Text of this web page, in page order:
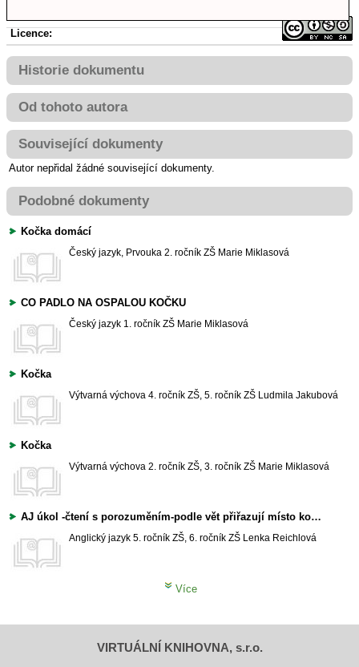
Licence:
Historie dokumentu
Od tohoto autora
Související dokumenty
Autor nepřidal žádné související dokumenty.
Podobné dokumenty
Kočka domácí
Český jazyk, Prvouka 2. ročník ZŠ Marie Miklasová
CO PADLO NA OSPALOU KOČKU
Český jazyk 1. ročník ZŠ Marie Miklasová
Kočka
Výtvarná výchova 4. ročník ZŠ, 5. ročník ZŠ Ludmila Jakubová
Kočka
Výtvarná výchova 2. ročník ZŠ, 3. ročník ZŠ Marie Miklasová
AJ úkol -čtení s porozuměním-podle vět přiřazují místo kočky.podle anglického slabikáře. Žáci si mohou vytvořit v hodinách informatiky podobný obrázek. Učitel zadává věty. Mnoho využití. Slovní zásoba, slovesa, barvy, předložky místa..
Anglický jazyk 5. ročník ZŠ, 6. ročník ZŠ Lenka Reichlová
Více
VIRTUÁLNÍ KNIHOVNA, s.r.o.